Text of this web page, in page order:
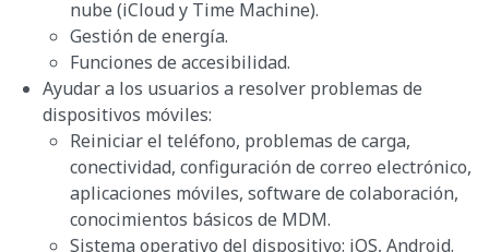
nube (iCloud y Time Machine).
Gestión de energía.
Funciones de accesibilidad.
Ayudar a los usuarios a resolver problemas de
dispositivos móviles:
Reiniciar el teléfono, problemas de carga,
conectividad, configuración de correo electrónico,
aplicaciones móviles, software de colaboración,
conocimientos básicos de MDM.
Sistema operativo del dispositivo: iOS, Android.